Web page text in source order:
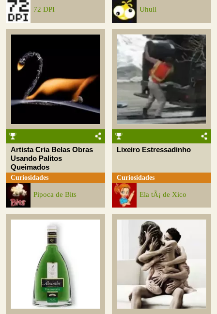
72 DPI Uhull
Artista Cria Belas Obras
Usando Palitos
Queimados
Curiosidades
Pipoca de Bits
Lixeiro Estressadinho
Curiosidades
Ela tÃ¡ de Xico